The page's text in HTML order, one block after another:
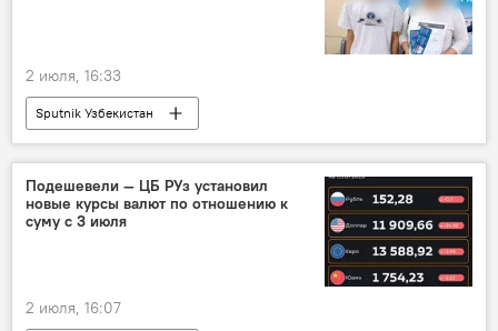
2 июля, 16:33
Sputnik Узбекистан
Подешевели — ЦБ РУз установил
новые курсы валют по отношению к
суму с 3 июля
2 июля, 16:07